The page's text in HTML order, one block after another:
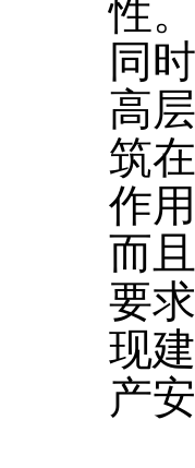
性。
同
高
筑
作
而
要
现
产